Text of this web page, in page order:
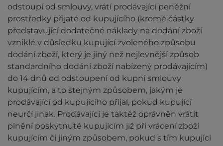
odstoupí od smlouvy, vrátí prodávající peněžní
prostředky přijaté od kupujícího (kromě částky
představující dodatečné náklady na dodání zboží
vzniklé v důsledku kupující zvoleného způsobu
dodání zboží, který je jiný než nejlevnější způsob
standardního dodání zboží nabízený prodávajícím)
do 14 dnů od odstoupení od kupní smlouvy
kupujícím, a to stejným způsobem, jakým je
prodávající od kupujícího přijal, pokud kupující
neurčí jinak. Prodávající je taktéž oprávněn vrátit
plnění poskytnuté kupujícím již při vrácení zboží
kupujícím či jiným způsobem, pokud s tím kupující